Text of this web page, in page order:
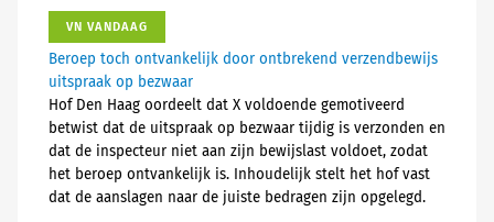
VN VANDAAG
Beroep toch ontvankelijk door ontbrekend verzendbewijs
uitspraak op bezwaar
Hof Den Haag oordeelt dat X voldoende gemotiveerd
betwist dat de uitspraak op bezwaar tijdig is verzonden en
dat de inspecteur niet aan zijn bewijslast voldoet, zodat
het beroep ontvankelijk is. Inhoudelijk stelt het hof vast
dat de aanslagen naar de juiste bedragen zijn opgelegd.